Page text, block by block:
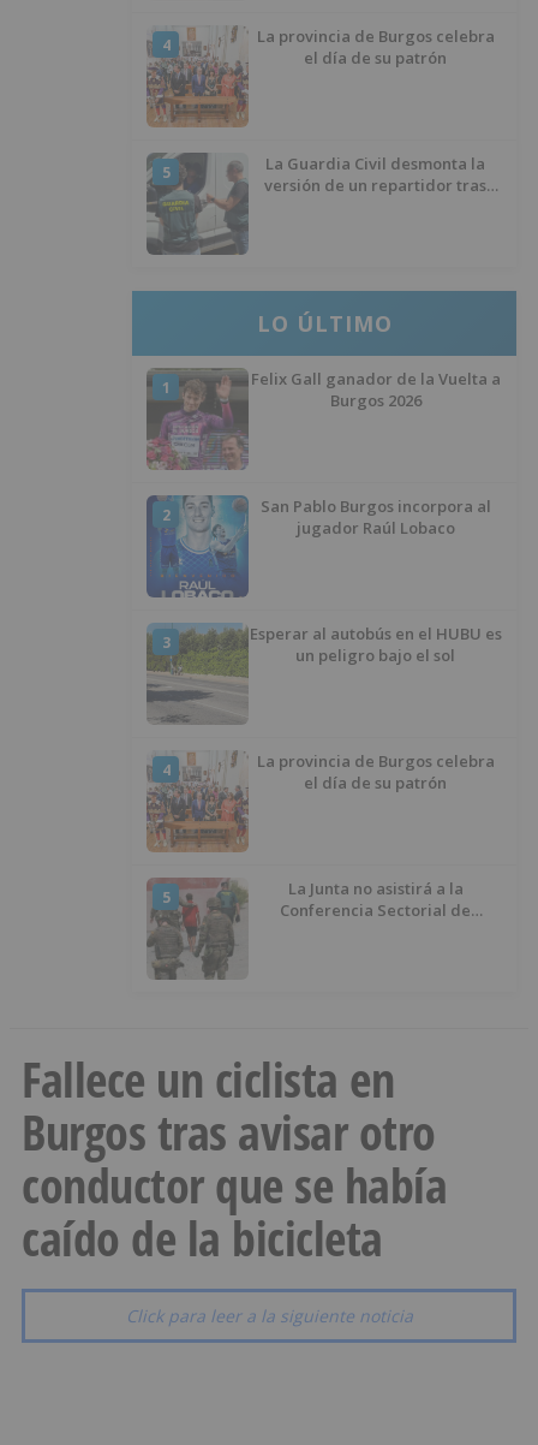
4
La provincia de Burgos celebra
el día de su patrón
5
La Guardia Civil desmonta la
versión de un repartidor tras
LO ÚLTIMO
1
Felix Gall ganador de la Vuelta a
Burgos 2026
2
San Pablo Burgos incorpora al
jugador Raúl Lobaco
3
Esperar al autobús en el HUBU es
un peligro bajo el sol
4
La provincia de Burgos celebra
el día de su patrón
5
La Junta no asistirá a la
Conferencia Sectorial de
Fallece un ciclista en
Burgos tras avisar otro
conductor que se había
caído de la bicicleta
Click para leer a la siguiente noticia